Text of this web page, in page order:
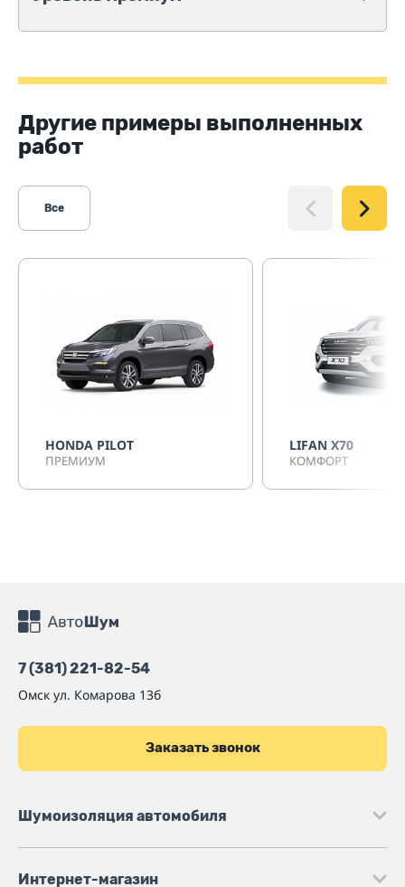
Другие примеры выполненных
работ
Все
HONDA PILOT
ПРЕМИУМ
LIFAN Х70
КОМФОРТ
7 (381) 221-82-54
Омск ул. Комарова 13б
Заказать звонок
Шумоизоляция автомобиля
Интернет-магазин